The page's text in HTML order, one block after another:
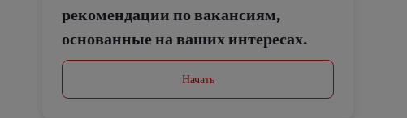
рекомендации по вакансиям,
основанные на ваших интересах.
Начать